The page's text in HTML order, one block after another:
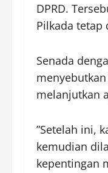
DPRD.
Pilkada tetap
​Senada
melanjutkan
​”Setelah ini,
kemudian
kepentingan